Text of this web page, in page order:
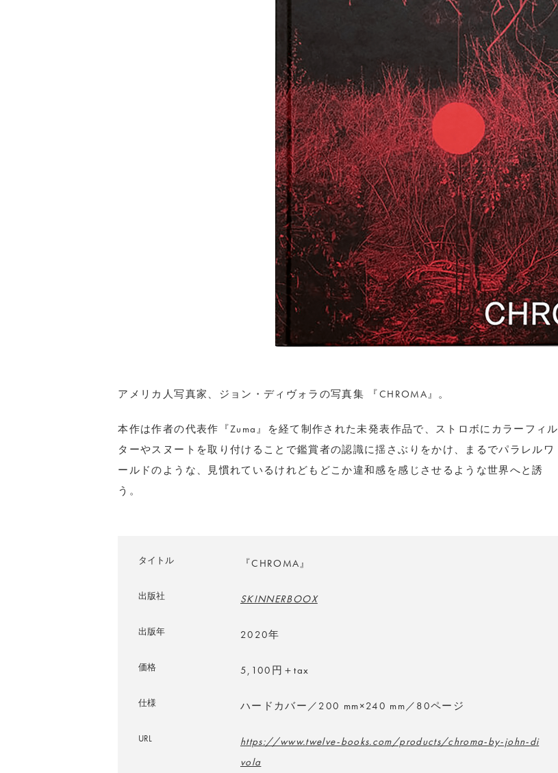
アメリカ人写真家、ジョン・ディヴォラの写真集 『CHROMA』。
本作は作者の代表作『Zuma』を経て制作された未発表作品で、ストロボにカラーフィル
ターやスヌートを取り付けることで鑑賞者の認識に揺さぶりをかけ、まるでパラレルワ
ールドのような、見慣れているけれどもどこか違和感を感じさせるような世界へと誘
う。
タイトル 『CHROMA』
出版社 SKINNERBOOX
出版年 2020年
価格 5,100円＋tax
仕様 ハードカバー／200 mm×240 mm／80ページ
URL
https://www.twelve-books.com/products/chroma-by-john-di
vola